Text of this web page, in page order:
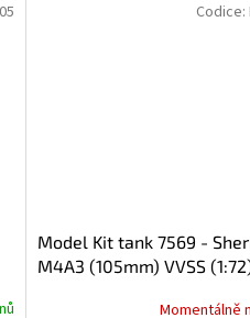
Model Kit tank 7569 -
M4A3 (105mm) VVSS
Momentálně
Codice: